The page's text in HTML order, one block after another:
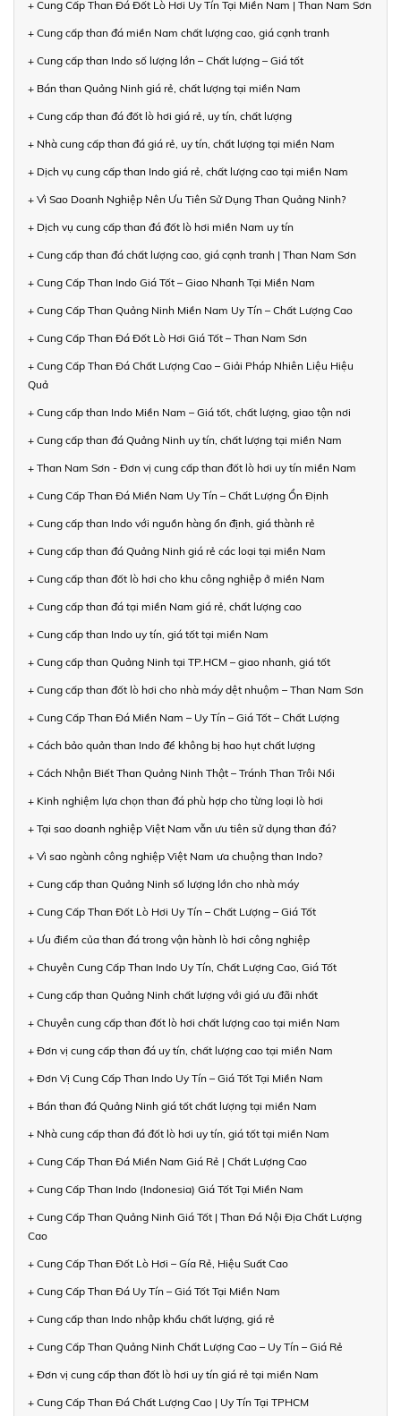
+ Cung Cấp Than Đá Đốt Lò Hơi Uy Tín Tại Miền Nam | Than Nam Sơn
+ Cung cấp than đá miền Nam chất lượng cao, giá cạnh tranh
+ Cung cấp than Indo số lượng lớn – Chất lượng – Giá tốt
+ Bán than Quảng Ninh giá rẻ, chất lượng tại miền Nam
+ Cung cấp than đá đốt lò hơi giá rẻ, uy tín, chất lượng
+ Nhà cung cấp than đá giá rẻ, uy tín, chất lượng tại miền Nam
+ Dịch vụ cung cấp than Indo giá rẻ, chất lượng cao tại miền Nam
+ Vì Sao Doanh Nghiệp Nên Ưu Tiên Sử Dụng Than Quảng Ninh?
+ Dịch vụ cung cấp than đá đốt lò hơi miền Nam uy tín
+ Cung cấp than đá chất lượng cao, giá cạnh tranh | Than Nam Sơn
+ Cung Cấp Than Indo Giá Tốt – Giao Nhanh Tại Miền Nam
+ Cung Cấp Than Quảng Ninh Miền Nam Uy Tín – Chất Lượng Cao
+ Cung Cấp Than Đá Đốt Lò Hơi Giá Tốt – Than Nam Sơn
+ Cung Cấp Than Đá Chất Lượng Cao – Giải Pháp Nhiên Liệu Hiệu
Quả
+ Cung cấp than Indo Miền Nam – Giá tốt, chất lượng, giao tận nơi
+ Cung cấp than đá Quảng Ninh uy tín, chất lượng tại miền Nam
+ Than Nam Sơn - Đơn vị cung cấp than đốt lò hơi uy tín miền Nam
+ Cung Cấp Than Đá Miền Nam Uy Tín – Chất Lượng Ổn Định
+ Cung cấp than Indo với nguồn hàng ổn định, giá thành rẻ
+ Cung cấp than đá Quảng Ninh giá rẻ các loại tại miền Nam
+ Cung cấp than đốt lò hơi cho khu công nghiệp ở miền Nam
+ Cung cấp than đá tại miền Nam giá rẻ, chất lượng cao
+ Cung cấp than Indo uy tín, giá tốt tại miền Nam
+ Cung cấp than Quảng Ninh tại TP.HCM – giao nhanh, giá tốt
+ Cung cấp than đốt lò hơi cho nhà máy dệt nhuộm – Than Nam Sơn
+ Cung Cấp Than Đá Miền Nam – Uy Tín – Giá Tốt – Chất Lượng
+ Cách bảo quản than Indo để không bị hao hụt chất lượng
+ Cách Nhận Biết Than Quảng Ninh Thật – Tránh Than Trôi Nổi
+ Kinh nghiệm lựa chọn than đá phù hợp cho từng loại lò hơi
+ Tại sao doanh nghiệp Việt Nam vẫn ưu tiên sử dụng than đá?
+ Vì sao ngành công nghiệp Việt Nam ưa chuộng than Indo?
+ Cung cấp than Quảng Ninh số lượng lớn cho nhà máy
+ Cung Cấp Than Đốt Lò Hơi Uy Tín – Chất Lượng – Giá Tốt
+ Ưu điểm của than đá trong vận hành lò hơi công nghiệp
+ Chuyên Cung Cấp Than Indo Uy Tín, Chất Lượng Cao, Giá Tốt
+ Cung cấp than Quảng Ninh chất lượng với giá ưu đãi nhất
+ Chuyên cung cấp than đốt lò hơi chất lượng cao tại miền Nam
+ Đơn vị cung cấp than đá uy tín, chất lượng cao tại miền Nam
+ Đơn Vị Cung Cấp Than Indo Uy Tín – Giá Tốt Tại Miền Nam
+ Bán than đá Quảng Ninh giá tốt chất lượng tại miền Nam
+ Nhà cung cấp than đá đốt lò hơi uy tín, giá tốt tại miền Nam
+ Cung Cấp Than Đá Miền Nam Giá Rẻ | Chất Lượng Cao
+ Cung Cấp Than Indo (Indonesia) Giá Tốt Tại Miền Nam
+ Cung Cấp Than Quảng Ninh Giá Tốt | Than Đá Nội Địa Chất Lượng
Cao
+ Cung Cấp Than Đốt Lò Hơi – Gía Rẻ, Hiệu Suất Cao
+ Cung Cấp Than Đá Uy Tín – Giá Tốt Tại Miền Nam
+ Cung cấp than Indo nhập khẩu chất lượng, giá rẻ
+ Cung Cấp Than Quảng Ninh Chất Lượng Cao – Uy Tín – Giá Rẻ
+ Đơn vị cung cấp than đốt lò hơi uy tín giá rẻ tại miền Nam
+ Cung Cấp Than Đá Chất Lượng Cao | Uy Tín Tại TPHCM